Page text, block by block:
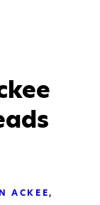
ACKEE